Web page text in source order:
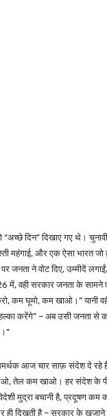
दिन” दिखाए गए थे।
महंगाई, और एक ऐसा भारत
जनता ने वोट दिए, उम्मीदें
में, वही सरकार जनता के
कम घूमो, कम खाओ।” यानी
हल्का करेंगे” – अब उसी जनता से
आज चार साफ़ संदेश दे रहे हैं
तेल कम खाओ। हर संदेश के
मुद्रा बचानी है, प्रदूषण कम
दिखती है – सरकार के खजाने